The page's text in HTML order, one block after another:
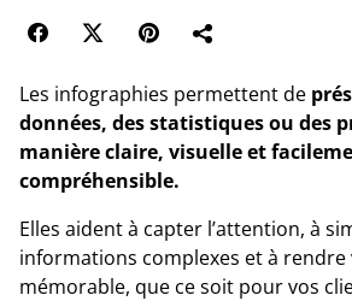
Les infographies permettent de
données, des statistiques ou des
manière claire, visuelle et
compréhensible.
Elles aident à capter l’attention, à
informations complexes et à rendre
mémorable, que ce soit pour vos